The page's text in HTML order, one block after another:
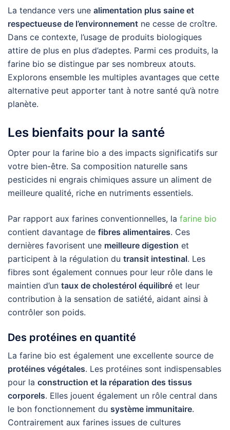
La tendance vers une alimentation plus saine et
respectueuse de l’environnement ne cesse de croître.
Dans ce contexte, l’usage de produits biologiques
attire de plus en plus d’adeptes. Parmi ces produits, la
farine bio se distingue par ses nombreux atouts.
Explorons ensemble les multiples avantages que cette
alternative peut apporter tant à notre santé qu’à notre
planète.
Les bienfaits pour la santé
Opter pour la farine bio a des impacts significatifs sur
votre bien-être. Sa composition naturelle sans
pesticides ni engrais chimiques assure un aliment de
meilleure qualité, riche en nutriments essentiels.
Par rapport aux farines conventionnelles, la farine bio
contient davantage de fibres alimentaires. Ces
dernières favorisent une meilleure digestion et
participent à la régulation du transit intestinal. Les
fibres sont également connues pour leur rôle dans le
maintien d’un taux de cholestérol équilibré et leur
contribution à la sensation de satiété, aidant ainsi à
contrôler son poids.
Des protéines en quantité
La farine bio est également une excellente source de
protéines végétales. Les protéines sont indispensables
pour la construction et la réparation des tissus
corporels. Elles jouent également un rôle central dans
le bon fonctionnement du système immunitaire.
Contrairement aux farines issues de cultures